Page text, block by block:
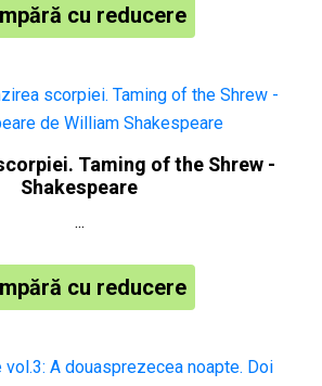
cu reducere
Taming of the Shrew -
Shakespeare
...
cu reducere